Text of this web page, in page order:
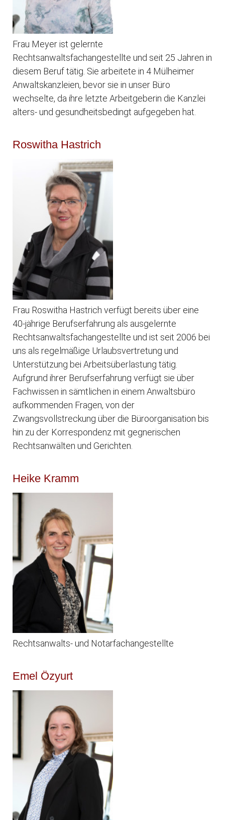
Frau Meyer ist gelernte
Rechtsanwaltsfachangestellte und seit 25 Jahren in
diesem Beruf tätig. Sie arbeitete in 4 Mülheimer
Anwaltskanzleien, bevor sie in unser Büro
wechselte, da ihre letzte Arbeitgeberin die Kanzlei
alters- und gesundheitsbedingt aufgegeben hat.
Roswitha Hastrich
Frau Roswitha Hastrich verfügt bereits über eine
40-jährige Berufserfahrung als ausgelernte
Rechtsanwaltsfachangestellte und ist seit 2006 bei
uns als regelmäßige Urlaubsvertretung und
Unterstützung bei Arbeitsüberlastung tätig.
Aufgrund ihrer Berufserfahrung verfügt sie über
Fachwissen in sämtlichen in einem Anwaltsbüro
aufkommenden Fragen, von der
Zwangsvollstreckung über die Büroorganisation bis
hin zu der Korrespondenz mit gegnerischen
Rechtsanwälten und Gerichten.
Heike Kramm
Rechtsanwalts- und Notarfachangestellte
Emel Özyurt